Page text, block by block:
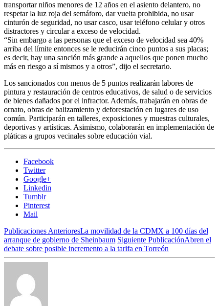
transportar niños menores de 12 años en el asiento delantero, no
respetar la luz roja del semáforo, dar vuelta prohibida, no usar
cinturón de seguridad, no usar casco, usar teléfono celular y otros
distractores y circular a exceso de velocidad.
“Sin embargo a las personas que el exceso de velocidad sea 40%
arriba del límite entonces se le reducirán cinco puntos a sus placas;
es decir, hay una sanción más grande a aquellos que ponen mucho
más en riesgo a sí mismos y a otros”, dijo el secretario.
Los sancionados con menos de 5 puntos realizarán labores de
pintura y restauración de centros educativos, de salud o de servicios
de bienes dañados por el infractor. Además, trabajarán en obras de
ornato, obras de balizamiento y deforestación en lugares de uso
común. Participarán en talleres, exposiciones y muestras culturales,
deportivas y artísticas. Asimismo, colaborarán en implementación de
pláticas a grupos vecinales sobre educación vial.
Facebook
Twitter
Google+
Linkedin
Tumblr
Pinterest
Mail
Publicaciones AnterioresLa movilidad de la CDMX a 100 días del
arranque de gobierno de Sheinbaum Siguiente PublicaciónAbren el
debate sobre posible incremento a la tarifa en Torreón